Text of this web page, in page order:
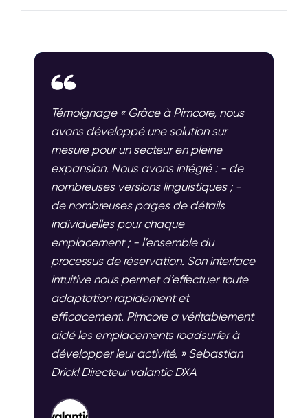
Témoignage « Grâce à Pimcore, nous
avons développé une solution sur
mesure pour un secteur en pleine
expansion. Nous avons intégré : - de
nombreuses versions linguistiques ; -
de nombreuses pages de détails
individuelles pour chaque
emplacement ; - l’ensemble du
processus de réservation. Son interface
intuitive nous permet d’effectuer toute
adaptation rapidement et
efficacement. Pimcore a véritablement
aidé les emplacements roadsurfer à
développer leur activité. » Sebastian
Drickl Directeur valantic DXA